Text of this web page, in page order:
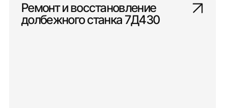
Ремонт и восстановление
долбежного станка 7Д430